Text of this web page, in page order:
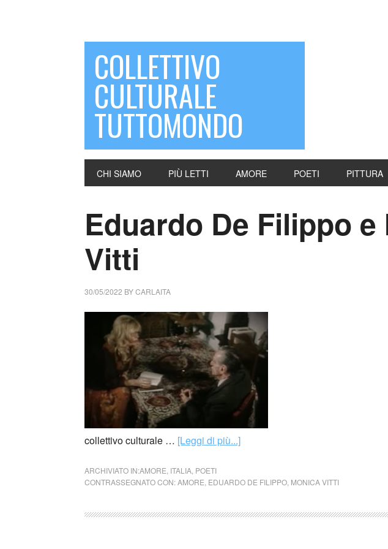
COLLETTIVO
CULTURALE
TUTTOMONDO
CHI SIAMO PIÙ LETTI AMORE POETI PITTURA
Eduardo De Filippo e
Vitti
30/05/2022 BYCARLAITA
collettivo culturale … [Leggi di più...]
ARCHIVIATO IN:AMORE ITALIA POETI
CONTRASSEGNATO CON:AMORE EDUARDO DE FILIPPO MONICA VITTI